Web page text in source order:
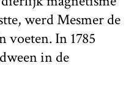
werd Mesmer de
voeten. In 1785
in de